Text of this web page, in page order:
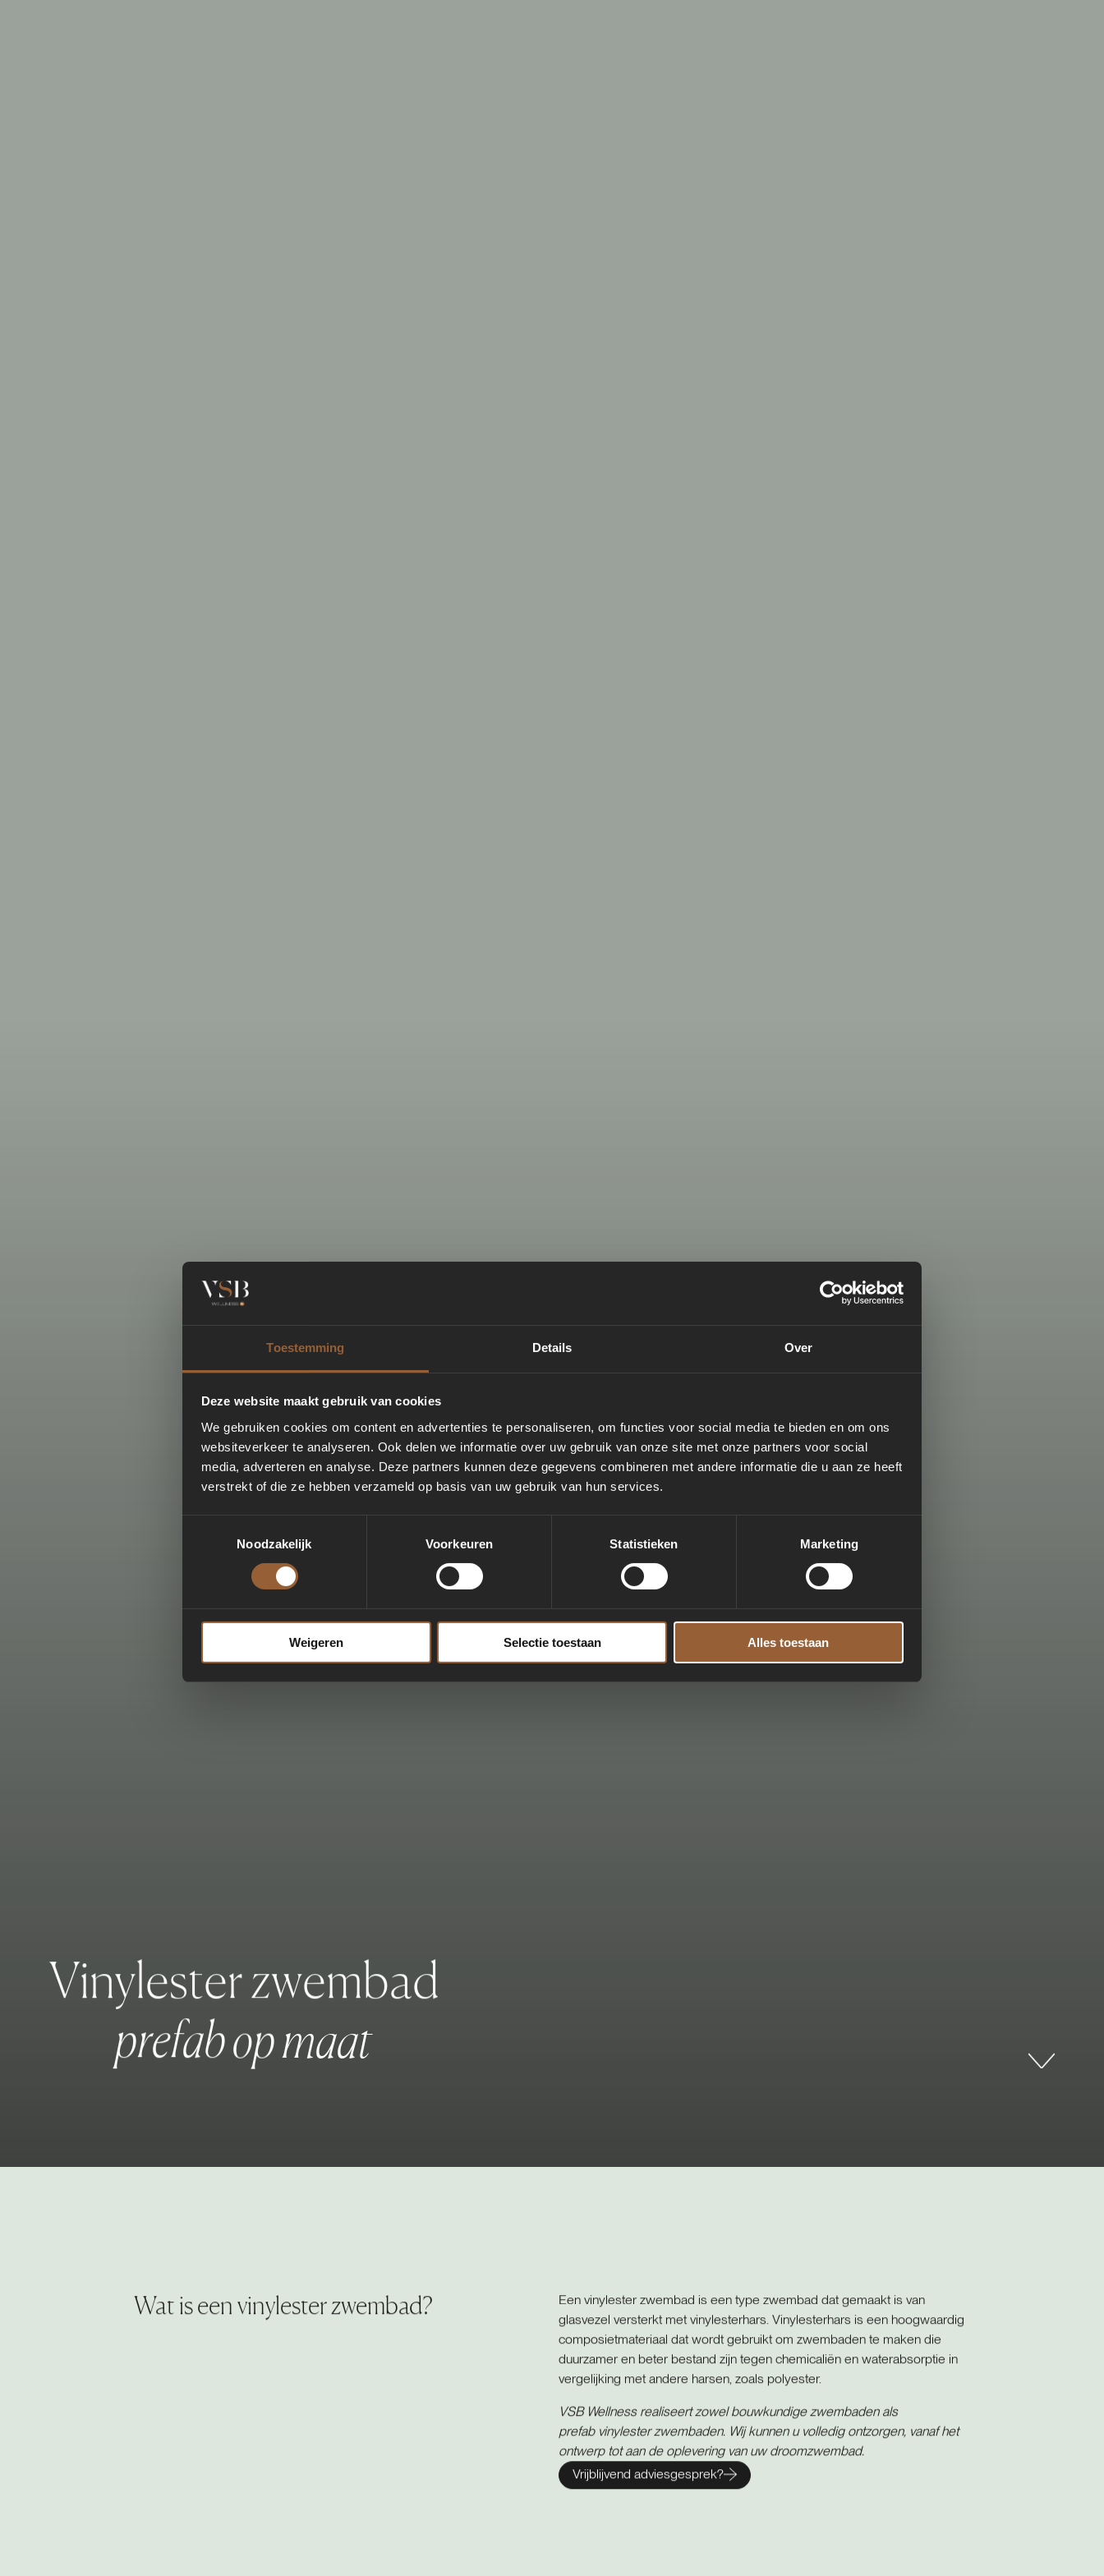
Toestemming Details Over
Deze website maakt gebruik van cookies
We gebruiken cookies om content en advertenties te personaliseren, om functies voor social media te bieden en om ons
websiteverkeer te analyseren. Ook delen we informatie over uw gebruik van onze site met onze partners voor social
media, adverteren en analyse. Deze partners kunnen deze gegevens combineren met andere informatie die u aan ze heeft
verstrekt of die ze hebben verzameld op basis van uw gebruik van hun services.
Noodzakelijk
Voorkeuren Statistieken Marketing
Weigeren Selectie toestaan Alles toestaan
V inylesterzw embad
pr efab op maat
Een vinylester zwembad is een type zwembad dat gemaakt is van
glasvezel versterkt met vinylesterhars. Vinylesterhars is een hoogwaardig
composietmateriaal dat wordt gebruikt om zwembaden te maken die
vergelijking met andere harsen, zoals polyester.
VSB Wellness realiseert zowel bouwkundige zwembaden als
prefab vinylester zwembaden. Wij kunnen u volledig ontzorgen, vanaf het
ontwerp tot aan de oplevering van uw droomzwembad.